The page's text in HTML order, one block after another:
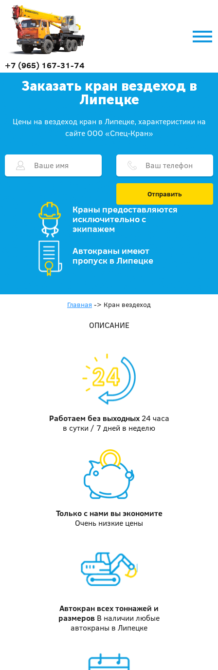
+7 (965) 167-31-74
Заказать кран вездеход в
Липецке
Цены на вездеход кран в Липецке, характеристики на
сайте ООО «Спец-Кран»
Отправить
Краны предоставляются
исключительно с
экипажем
Автокраны имеют
пропуск в Липецке
Главная -> Кран вездеход
ОПИСАНИЕ
Работаем без выходных 24 часа
в сутки / 7 дней в неделю
Только с нами вы экономите
Очень низкие цены
Автокран всех тоннажей и
размеров В наличии любые
автокраны в Липецке